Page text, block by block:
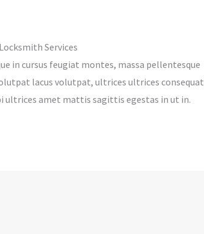
Locksmith Services
in cursus feugiat montes, massa pellentesque
lacus volutpat, ultrices ultrices consequat
ultrices amet mattis sagittis egestas in ut in.